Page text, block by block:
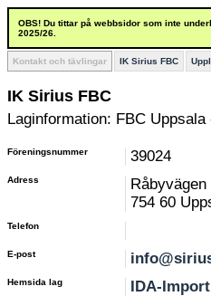
OBS! Du tittar på webbsidor som inte
2025/26.
Kontakt och tävlingar IK Sirius FBC
IK Sirius FBC
Laginformation: FBC
Föreningsnummer 39024
Adress
Råbyvägen
754 60
Telefon
E-post
Hemsida lag IDA-Import